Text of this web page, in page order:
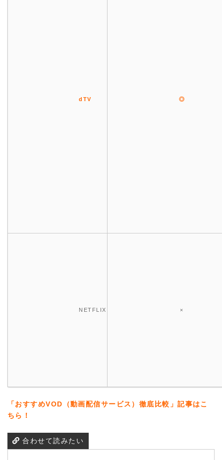
dTV ◎
NETFLIX ×
「おすすめVOD（動画配信サービス）徹底比較」記事はこ
ちら！
合わせて読みたい